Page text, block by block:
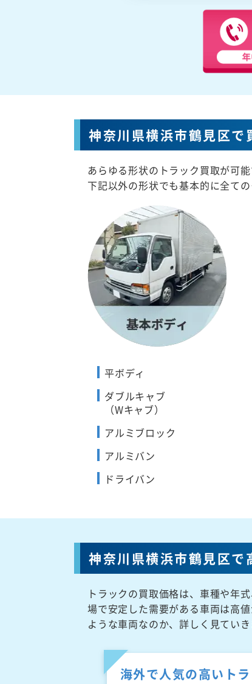
神奈川県横浜市鶴見区で
あらゆる形状のトラック買取が可能
下記以外の形状でも基本的に全て
平ボディ
ダブルキャブ
（Wキャブ）
アルミブロック
アルミバン
ドライバン
神奈川県横浜市鶴見区で
トラックの買取価格は、車種や年
場で安定した需要がある車両は高
ような車両なのか、詳しく見ていき
海外で人気の高いト